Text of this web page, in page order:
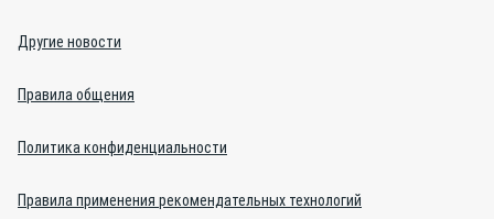
Другие новости
Правила общения
Политика конфиденциальности
Правила применения рекомендательных технологий